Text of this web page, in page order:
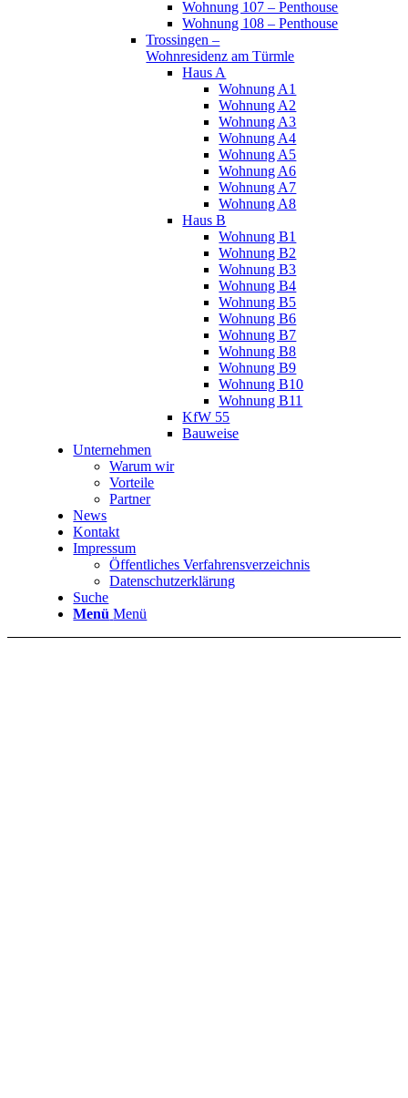
Wohnung 107 – Penthouse
Wohnung 108 – Penthouse
Trossingen –
Wohnresidenz am Türmle
Haus A
Wohnung A1
Wohnung A2
Wohnung A3
Wohnung A4
Wohnung A5
Wohnung A6
Wohnung A7
Wohnung A8
Haus B
Wohnung B1
Wohnung B2
Wohnung B3
Wohnung B4
Wohnung B5
Wohnung B6
Wohnung B7
Wohnung B8
Wohnung B9
Wohnung B10
Wohnung B11
KfW 55
Bauweise
Unternehmen
Warum wir
Vorteile
Partner
News
Kontakt
Impressum
Öffentliches Verfahrensverzeichnis
Datenschutzerklärung
Suche
Menü Menü